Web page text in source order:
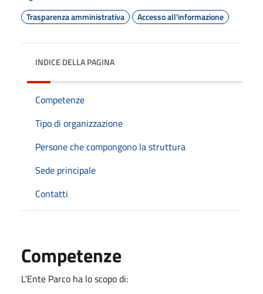
Trasparenza amministrativa
Accesso all'informazione
INDICE DELLA PAGINA
Competenze
Tipo di organizzazione
Persone che compongono la struttura
Sede principale
Contatti
Competenze
L'Ente Parco ha lo scopo di: